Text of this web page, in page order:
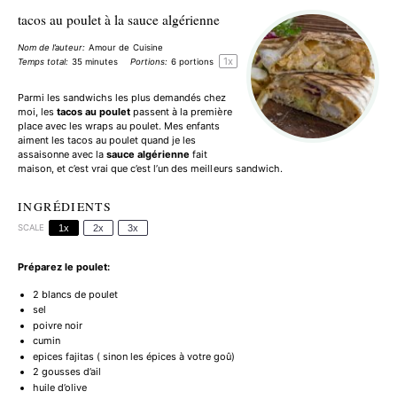
tacos au poulet à la sauce algérienne
Nom de l’auteur: Amour de Cuisine
Temps total: 35 minutes Portions: 6portions 1x
Parmi lessandwichs les plus demandés chez
moi, lestacos au poulet passent à la première
place avec leswraps au poulet. Mes enfants
aiment les tacos au poulet quand je les
assaisonne avec lasauce algérienne fait
maison, et c’est vrai que c’est l’un des meilleurs sandwich.
INGRÉDIENTS
SCALE 1x 2x 3x
Préparez le poulet:
2 blancs de poulet
sel
poivre noir
cumin
epices fajitas ( sinon les épices à votre goû)
2 gousses d’ail
huile d’olive